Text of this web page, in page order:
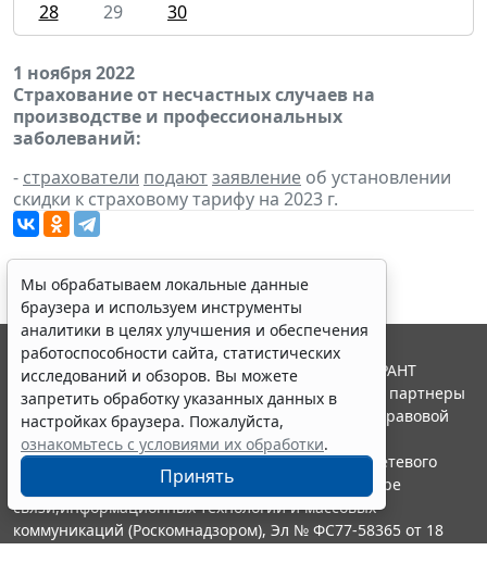
28
29 30
1 ноября 2022
Страхование от несчастных случаев на
производстве и профессиональных
заболеваний:
- страхователи подаютзаявление об установлении
скидки к страховому тарифу на 2023 г.
Мы обрабатываем локальные данные
браузера и используем инструменты
аналитики в целях улучшения и обеспечения
работоспособности сайта, статистических
исследований и обзоров. Вы можете
запретить обработку указанных данных в
настройках браузера. Пожалуйста,
ознакомьтесь с условиями их обработки.
Принять
© ООО "НПП "ГАРАНТ-СЕРВИС", 2026. Система ГАРАНТ
выпускается с 1990 года. Компания "Гарант" и ее партнеры
являются участниками Российской ассоциации правовой
информации ГАРАНТ.
Портал ГАРАНТ.РУ зарегистрирован в качестве сетевого
издания Федеральной службой по надзору в сфере
связи,информационных технологий и массовых
коммуникаций (Роскомнадзором), Эл № ФС77-58365 от 18